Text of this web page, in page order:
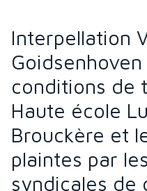
Interpellation
conditions de
Haute école
Brouckère et
plaintes par
syndicales de